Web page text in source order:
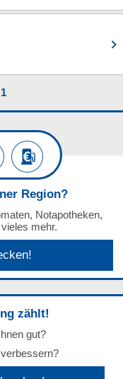
Region?
Notapotheken,
mehr.
zählt!
gut?